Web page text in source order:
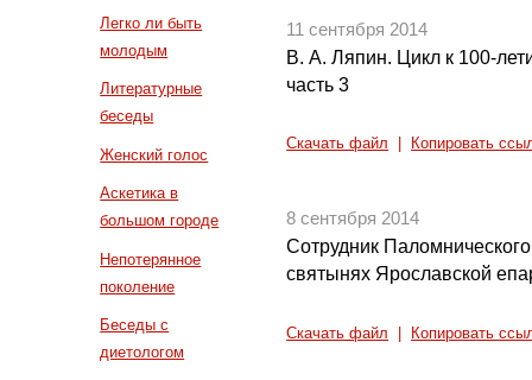
Легко ли быть
молодым
Литературные
беседы
Женский голос
Аскетика в
большом городе
Непотерянное
поколение
Беседы с
диетологом
11 сентября 2014
В. А. Ляпин. Цикл к 100-
часть 3
Скачать файл Копировать
8 сентября 2014
Сотрудник
святынях Ярославской
Скачать файл Копировать